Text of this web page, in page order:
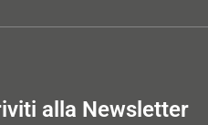
alla Newsletter